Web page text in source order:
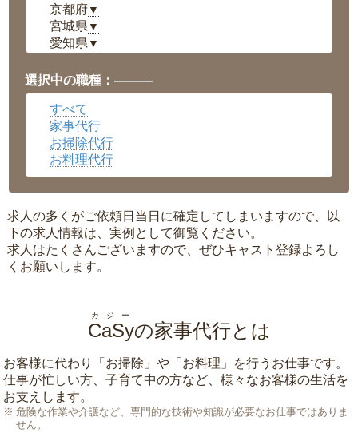
京都府▼
宮城県 ▼
愛知県 ▼
岡山県▼
広島県▼
沖縄県
選択中の職種：———
すべて
家事代行
お掃除代行
お料理代行
求人の多くがご依頼日当日に確定してしまいますので、以
下の求人情報は、実例として御覧ください。
求人はたくさんございますので、ぜひキャスト登録よろし
くお願いします。
CaSy
カジー
の家事代行とは
お客様に代わり「 お掃除 」や「 お料理 」を行うお仕事です。
仕事が忙しい方、子育て中の方など、様々なお客様の生活を
お支えします。
危険な作業や介護など、専門的な技術や知識が必要なお仕事ではありま
せん。